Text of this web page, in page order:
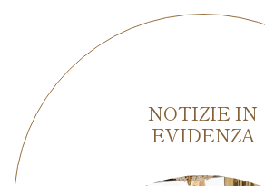
NOTIZIE IN
EVIDENZA